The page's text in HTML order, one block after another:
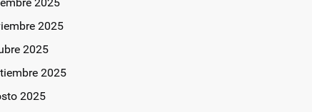
2025
2025
2025
2025